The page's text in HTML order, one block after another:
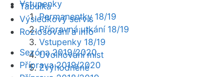
Vstupenky
Permanentky 18/19
Přípravná utkání 18/19
Vstupenky 18/19
Uvolňování míst
Zvýhodněné
Tabulka
Výsledkový servis
Rozlosování a info
Sezóna 2019/2020
Příprava 2019/2020